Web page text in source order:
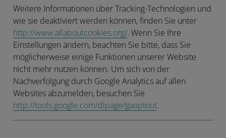
Weitere Informationen über Tracking-Technologien und
wie sie deaktiviert werden können, finden Sie unter
http://www.allaboutcookies.org/. Wenn Sie Ihre
Einstellungen ändern, beachten Sie bitte, dass Sie
möglicherweise einige Funktionen unserer Website
nicht mehr nutzen können. Um sich von der
Nachverfolgung durch Google Analytics auf allen
Websites abzumelden, besuchen Sie
http://tools.google.com/dlpage/gaoptout.